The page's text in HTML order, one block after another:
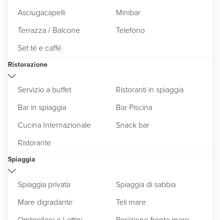
Asciugacapelli
Minibar
Terrazza / Balcone
Telefono
Set té e caffé
Ristorazione
Servizio a buffet
Ristoranti in spiaggia
Bar in spiaggia
Bar Piscina
Cucina Internazionale
Snack bar
Ristorante
Spiaggia
Spiaggia privata
Spiaggia di sabbia
Mare digradante
Teli mare